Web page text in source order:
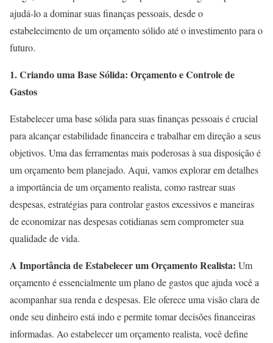
ajudá-lo a dominar suas finanças pessoais, desde o
estabelecimento de um orçamento sólido até o investimento para o
futuro.
1. Criando uma Base Sólida: Orçamento e Controle de
Gastos
Estabelecer uma base sólida para suas finanças pessoais é crucial
para alcançar estabilidade financeira e trabalhar em direção a seus
objetivos. Uma das ferramentas mais poderosas à sua disposição é
um orçamento bem planejado. Aqui, vamos explorar em detalhes
a importância de um orçamento realista, como rastrear suas
despesas, estratégias para controlar gastos excessivos e maneiras
de economizar nas despesas cotidianas sem comprometer sua
qualidade de vida.
A Importância de Estabelecer um Orçamento Realista: Um
orçamento é essencialmente um plano de gastos que ajuda você a
acompanhar sua renda e despesas. Ele oferece uma visão clara de
onde seu dinheiro está indo e permite tomar decisões financeiras
informadas. Ao estabelecer um orçamento realista, você define